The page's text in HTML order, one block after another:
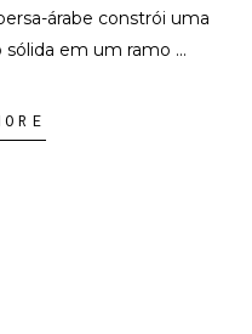
árabe constrói uma
sólida em um ramo